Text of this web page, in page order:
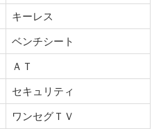
キーレス
ベンチシート
ＡＴ
セキュリティ
ワンセグＴＶ